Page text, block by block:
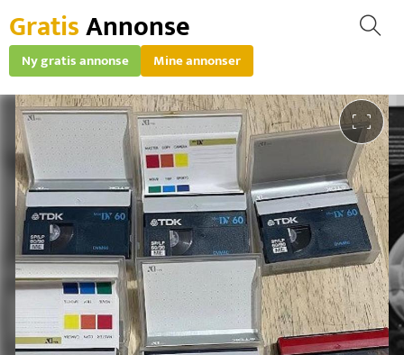
GratisAnnonse
Ny gratis annonse Mine annonser